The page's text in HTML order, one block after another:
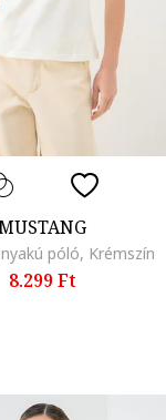
póló, Krémszín
8.299 Ft